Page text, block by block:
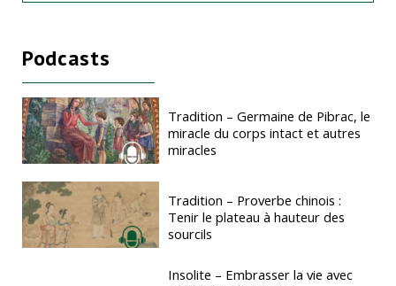
Podcasts
Tradition – Germaine de Pibrac, le
miracle du corps intact et autres
miracles
Tradition – Proverbe chinois :
Tenir le plateau à hauteur des
sourcils
Insolite – Embrasser la vie avec